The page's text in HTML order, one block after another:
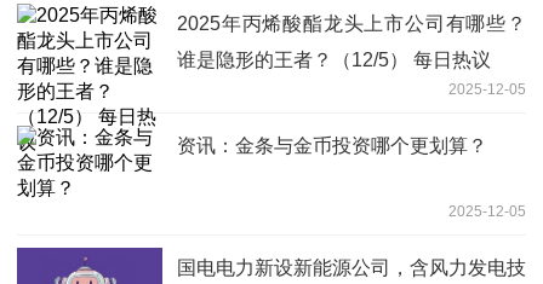
2025年丙烯酸酯龙头上市公司有哪些？
谁是隐形的王者？（12/5） 每日热议
2025-12-05
资讯：金条与金币投资哪个更划算？
2025-12-05
国电电力新设新能源公司，含风力发电技